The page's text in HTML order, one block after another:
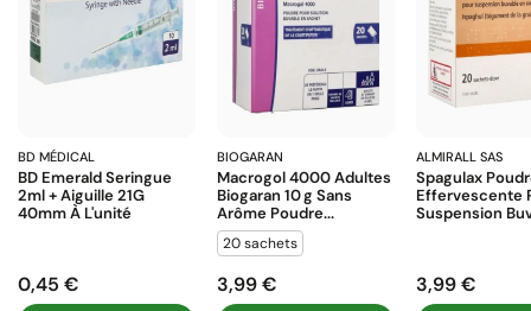
BD MÉDICAL
BD Emerald Seringue
2ml + Aiguille 21G
40mm À L'unité
Prix
0,45 €
BIOGARAN
Macrogol 4000 Adultes
Biogaran 10 G Sans
Arôme Poudre...
20 sachets
Prix
3,99 €
ALMIRALL SAS
Spagulax
Effervescente
Suspension
Prix
3,99 €